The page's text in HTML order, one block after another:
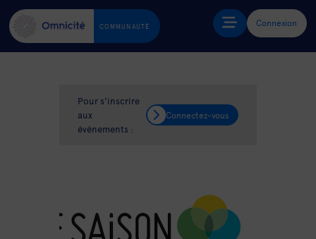
COMMUNAUTÉ Connexion
Pour s'inscrire
aux
événements :
Connectez-vous